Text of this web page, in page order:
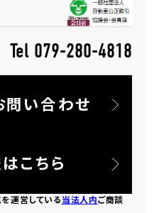
Tel 079-280-4818
問い合わせ
こちら
運営している当法人内ご商談
屋上小田井
伏見
右京